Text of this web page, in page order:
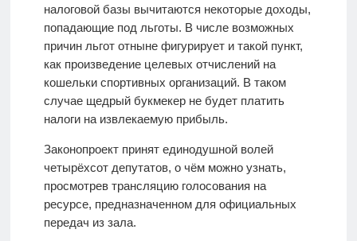
налоговой базы вычитаются некоторые доходы,
попадающие под льготы. В числе возможных
причин льгот отныне фигурирует и такой пункт,
как произведение целевых отчислений на
кошельки спортивных организаций. В таком
случае щедрый букмекер не будет платить
налоги на извлекаемую прибыль.
Законопроект принят единодушной волей
четырёхсот депутатов, о чём можно узнать,
просмотрев трансляцию голосования на
ресурсе, предназначенном для официальных
передач из зала.